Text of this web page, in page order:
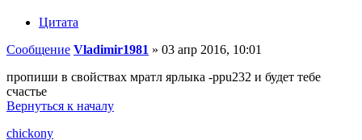
Цитата
Сообщение Vladimir1981 » 03 апр 2016, 10:01
пропиши в свойствах мратл ярлыка -ppu232 и будет тебе
счастье
Вернуться к началу
chickony